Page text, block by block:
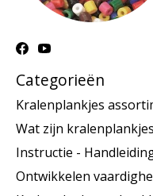
Categorieën
Kralenplankjes
Wat zijn kralenplankjes
Instructie -
Ontwikkelen